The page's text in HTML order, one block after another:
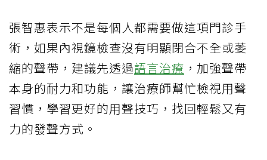
張智惠表示不是每個人都需要做這項門診手
術，如果內視鏡檢查沒有明顯閉合不全或萎
縮的聲帶，建議先透過語言治療 ，加強聲帶
本身的耐力和功能，讓治療師幫忙檢視用聲
習慣，學習更好的用聲技巧，找回輕鬆又有
力的發聲方式。